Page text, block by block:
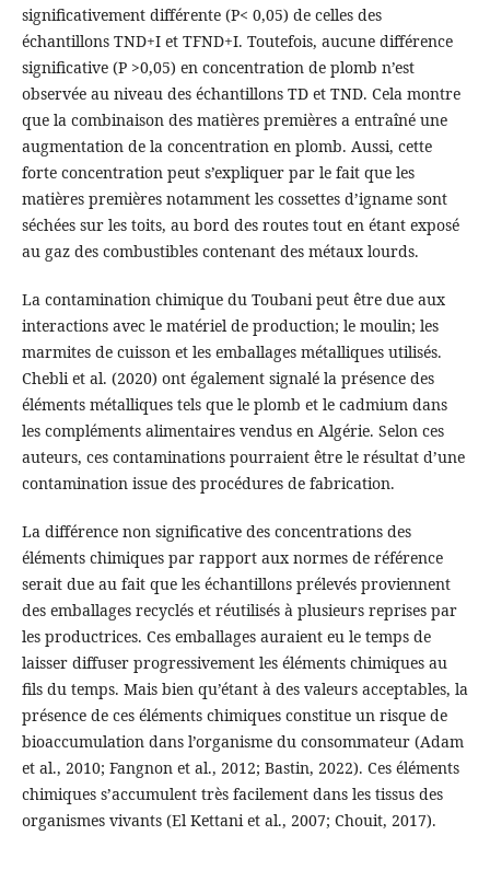
significativement différente (P< 0,05) de celles des
échantillons TND+I et TFND+I. Toutefois, aucune différence
significative (P >0,05) en concentration de plomb n’est
observée au niveau des échantillons TD et TND. Cela montre
que la combinaison des matières premières a entraîné une
augmentation de la concentration en plomb. Aussi, cette
forte concentration peut s’expliquer par le fait que les
matières premières notamment les cossettes d’igname sont
séchées sur les toits, au bord des routes tout en étant exposé
au gaz des combustibles contenant des métaux lourds.
La contamination chimique du Toubani peut être due aux
interactions avec le matériel de production; le moulin; les
marmites de cuisson et les emballages métalliques utilisés.
Chebli et al. (2020) ont également signalé la présence des
éléments métalliques tels que le plomb et le cadmium dans
les compléments alimentaires vendus en Algérie. Selon ces
auteurs, ces contaminations pourraient être le résultat d’une
contamination issue des procédures de fabrication.
La différence non significative des concentrations des
éléments chimiques par rapport aux normes de référence
serait due au fait que les échantillons prélevés proviennent
des emballages recyclés et réutilisés à plusieurs reprises par
les productrices. Ces emballages auraient eu le temps de
laisser diffuser progressivement les éléments chimiques au
fils du temps. Mais bien qu’étant à des valeurs acceptables, la
présence de ces éléments chimiques constitue un risque de
bioaccumulation dans l’organisme du consommateur (Adam
et al., 2010; Fangnon et al., 2012; Bastin, 2022). Ces éléments
chimiques s’accumulent très facilement dans les tissus des
organismes vivants (El Kettani et al., 2007; Chouit, 2017).